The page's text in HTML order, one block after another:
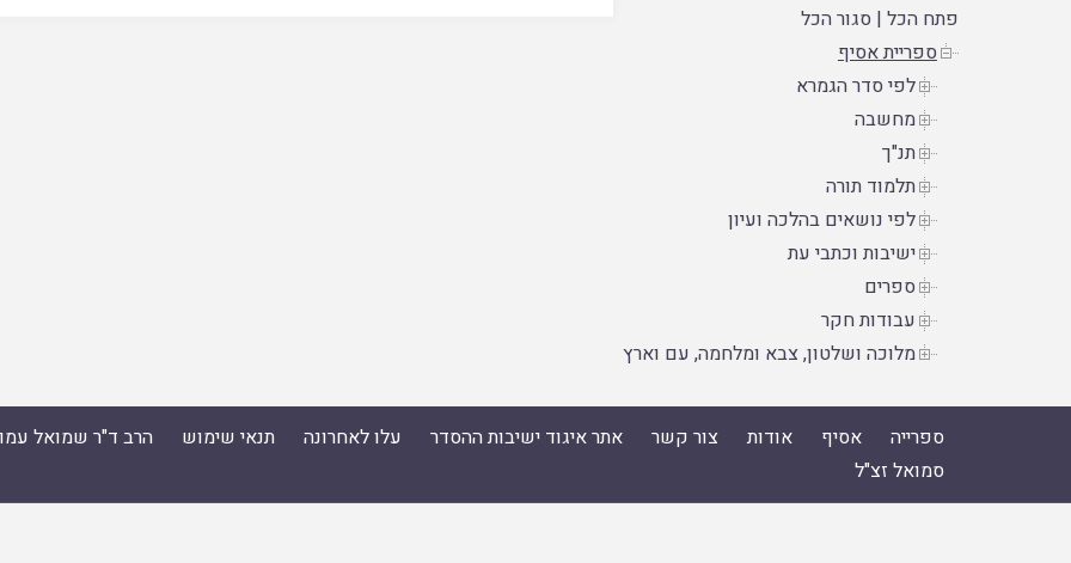
פתח הכל |סגור הכל
ספריית אסיף
לפי סדר הגמרא
מחשבה
תנ"ך
תלמוד תורה
לפי נושאים בהלכה ועיון
ישיבות וכתבי עת
ספרים
עבודות חקר
מלוכה ושלטון, צבא ומלחמה, עם וארץ
ספרייה אסיף אודות צור קשר אתר איגוד ישיבות ההסדר עלו לאחרונה תנאי שימוש
הרב ד"ר שמואל
סמואל זצ"ל